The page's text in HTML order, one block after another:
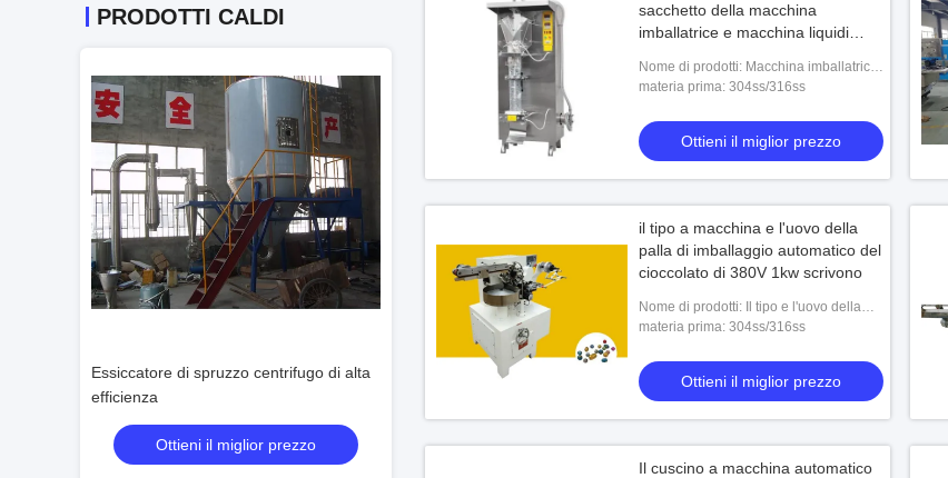
PRODOTTI CALDI
Essiccatore di spruzzo centrifugo di alta
efficienza
Ottieni il miglior prezzo
Controllo centrifugo dello SpA della torre
dell'essiccatore di spruzzo dell'alimento
professionaleOttieni il miglior prezzo
Impianto di essiccazione centrifugo
automatico dello spruzzo della macchina
316SS dell'essiccatore per di latte in
polvere
Ottieni il miglior prezzo
sacchetto della macchina
imballatrice e macchina liquidi
sigillamento
Nome di prodotti: Macchina imballatrice
liquida automatica SJ-1000
materia prima: 304ss/316ss
Ottieni il miglior prezzo
il tipo a macchina e l'uovo della
palla di imballaggio automatico del
cioccolato di 380V 1kw scrivono
Nome di prodotti: Il tipo e l'uovo della
palla SC-2010 scrivono la macchina
materia prima: 304ss/316ss
Ottieni il miglior prezzo
Il cuscino a macchina automatico